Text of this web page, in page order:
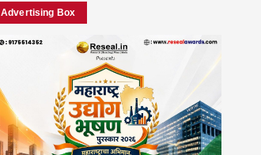
Advertising Box